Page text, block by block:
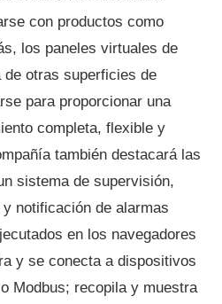
con productos como
los paneles virtuales de
de otras superficies de
para proporcionar una
completa, flexible y
también destacará las
sistema de supervisión,
notificación de alarmas
en los navegadores
y se conecta a dispositivos
Modbus; recopila y muestra